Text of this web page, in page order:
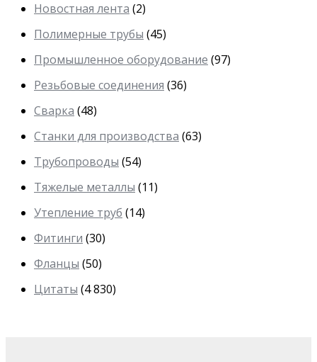
Новостная лента (2)
Полимерные трубы (45)
Промышленное оборудование (97)
Резьбовые соединения (36)
Сварка (48)
Станки для производства (63)
Трубопроводы (54)
Тяжелые металлы (11)
Утепление труб (14)
Фитинги (30)
Фланцы (50)
Цитаты (4 830)